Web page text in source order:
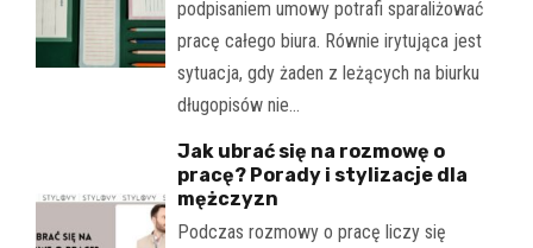
podpisaniem umowy potrafi sparaliżować
pracę całego biura. Równie irytująca jest
sytuacja, gdy żaden z leżących na biurku
długopisów nie…
Jak ubrać się na rozmowę o
pracę? Porady i stylizacje dla
mężczyzn
Podczas rozmowy o pracę liczy się